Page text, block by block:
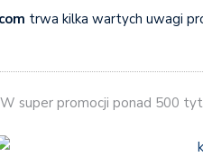
trwa kilka wartych uwagi
W super promocji ponad 500